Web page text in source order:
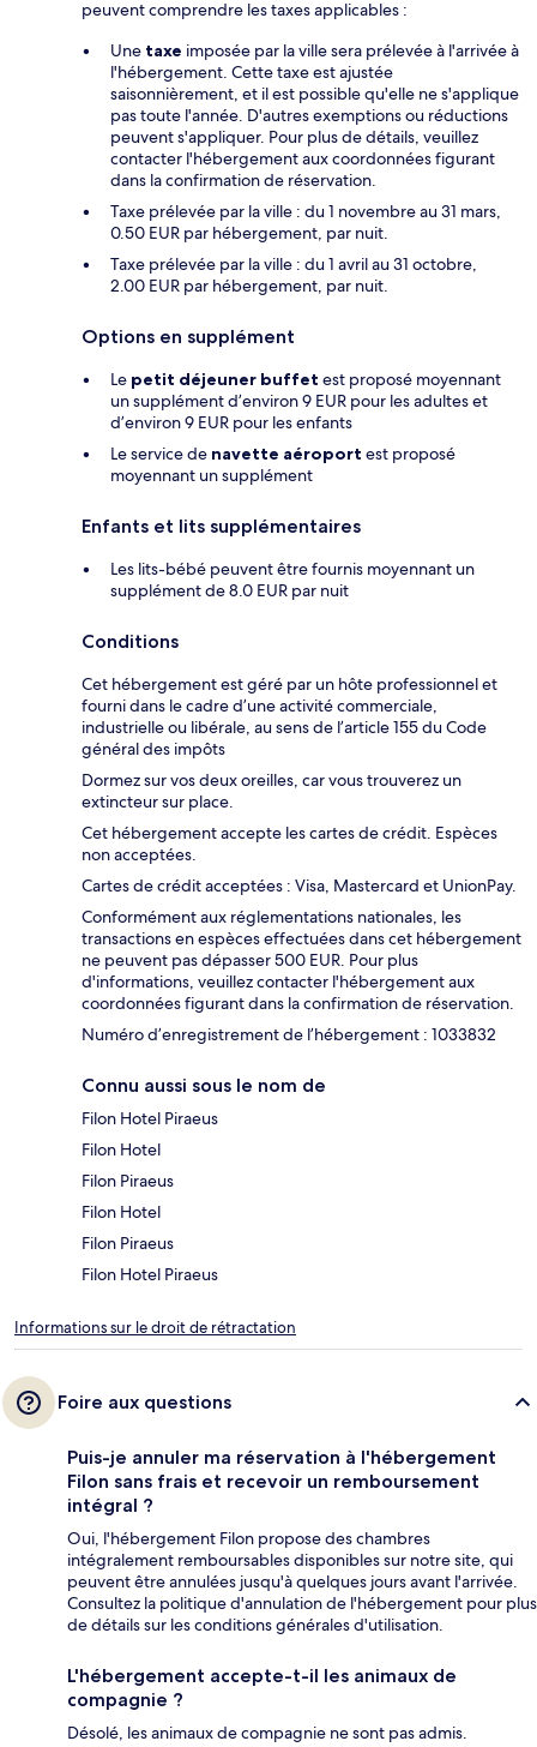
peuvent comprendre les taxes applicables :
Une taxe imposée par la ville sera prélevée à l'arrivée à
l'hébergement. Cette taxe est ajustée
saisonnièrement, et il est possible qu'elle ne s'applique
pas toute l'année. D'autres exemptions ou réductions
peuvent s'appliquer. Pour plus de détails, veuillez
contacter l'hébergement aux coordonnées figurant
dans la confirmation de réservation.
Taxe prélevée par la ville : du 1 novembre au 31 mars,
0.50 EUR par hébergement, par nuit.
Taxe prélevée par la ville : du 1 avril au 31 octobre,
2.00 EUR par hébergement, par nuit.
Options en supplément
Le petit déjeuner buffet est proposé moyennant
un supplément d’environ 9 EUR pour les adultes et
d’environ 9 EUR pour les enfants
Le service de navette aéroport est proposé
moyennant un supplément
Enfants et lits supplémentaires
Les lits-bébé peuvent être fournis moyennant un
supplément de 8.0 EUR par nuit
Conditions
Cet hébergement est géré par un hôte professionnel et
fourni dans le cadre d’une activité commerciale,
industrielle ou libérale, au sens de l’article 155 du Code
général des impôts
Dormez sur vos deux oreilles, car vous trouverez un
extincteur sur place.
Cet hébergement accepte les cartes de crédit. Espèces
non acceptées.
Cartes de crédit acceptées : Visa, Mastercard et UnionPay.
Conformément aux réglementations nationales, les
transactions en espèces effectuées dans cet hébergement
ne peuvent pas dépasser 500 EUR. Pour plus
d'informations, veuillez contacter l'hébergement aux
coordonnées figurant dans la confirmation de réservation.
Numéro d’enregistrement de l’hébergement : 1033832
Connu aussi sous le nom de
Filon Hotel Piraeus
Filon Hotel
Filon Piraeus
Filon Hotel
Filon Piraeus
Filon Hotel Piraeus
Informations sur le droit de rétractation
Foire aux questions
Puis-je annuler ma réservation à l'hébergement
Filon sans frais et recevoir un remboursement
intégral ?
Oui, l'hébergement Filon propose des chambres
intégralement remboursables disponibles sur notre site, qui
peuvent être annulées jusqu'à quelques jours avant l'arrivée.
Consultez la politique d'annulation de l'hébergement pour plus
de détails sur les conditions générales d'utilisation.
L'hébergement accepte-t-il les animaux de
compagnie ?
Désolé, les animaux de compagnie ne sont pas admis.